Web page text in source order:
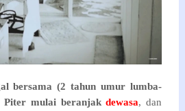
bersama (2 tahun umur lumba-
Piter mulai beranjakdewasa, dan